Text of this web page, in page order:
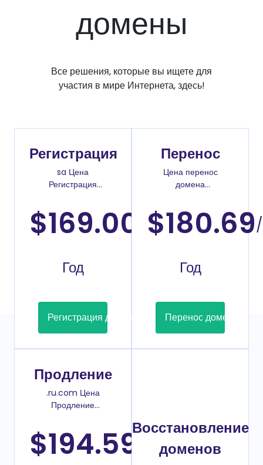
домены
Все решения, которые вы ищете для
участия в мире Интернета, здесь!
Регистрация
sa Цена
Регистрация
$169.00
Год
Регистрация домена
Перенос
Цена перенос
домена
$180.69/
Год
Перенос домена
Продление
.ru.com Цена
Продление
$194.59Восстановление
доменов